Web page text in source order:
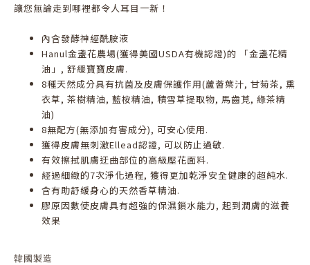
讓您無論走到哪裡都令人耳目一新！
內含發酵神經酰胺液
Hanul金盞花農場(獲得美國USDA有機認證)的 「金盞花精
油」, 舒緩寶寶皮膚.
8種天然成分具有抗菌及皮膚保護作用(蘆薈葉汁, 甘菊茶, 熏
衣草, 茶樹精油, 藍桉精油, 積雪草提取物, 馬齒莧, 綠茶精
油)
8無配方(無添加有害成分), 可安心使用.
獲得皮膚無刺激Ellead認證, 可以防止過敏.
有效擦拭肌膚迂曲部位的高級壓花面料.
經過細緻的7次淨化過程, 獲得更加乾淨安全健康的超純水.
含有助舒緩身心的天然香草精油.
膠原因數使皮膚具有超強的保濕鎖水能力, 起到潤膚的滋養
效果
韓國製造